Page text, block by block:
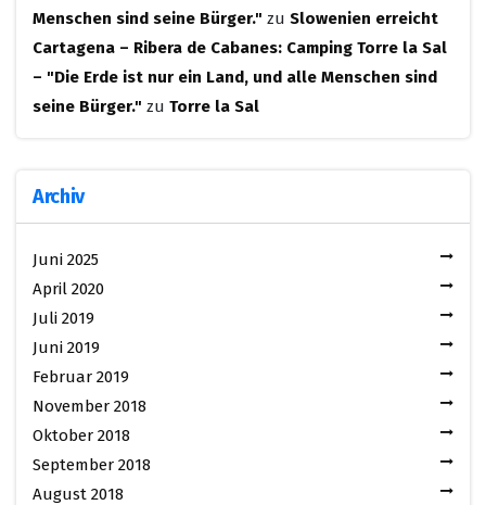
Menschen sind seine Bürger." zu Slowenien erreicht
Cartagena – Ribera de Cabanes: Camping Torre la Sal
– "Die Erde ist nur ein Land, und alle Menschen sind
seine Bürger." zu Torre la Sal
Archiv
Juni 2025
April 2020
Juli 2019
Juni 2019
Februar 2019
November 2018
Oktober 2018
September 2018
August 2018